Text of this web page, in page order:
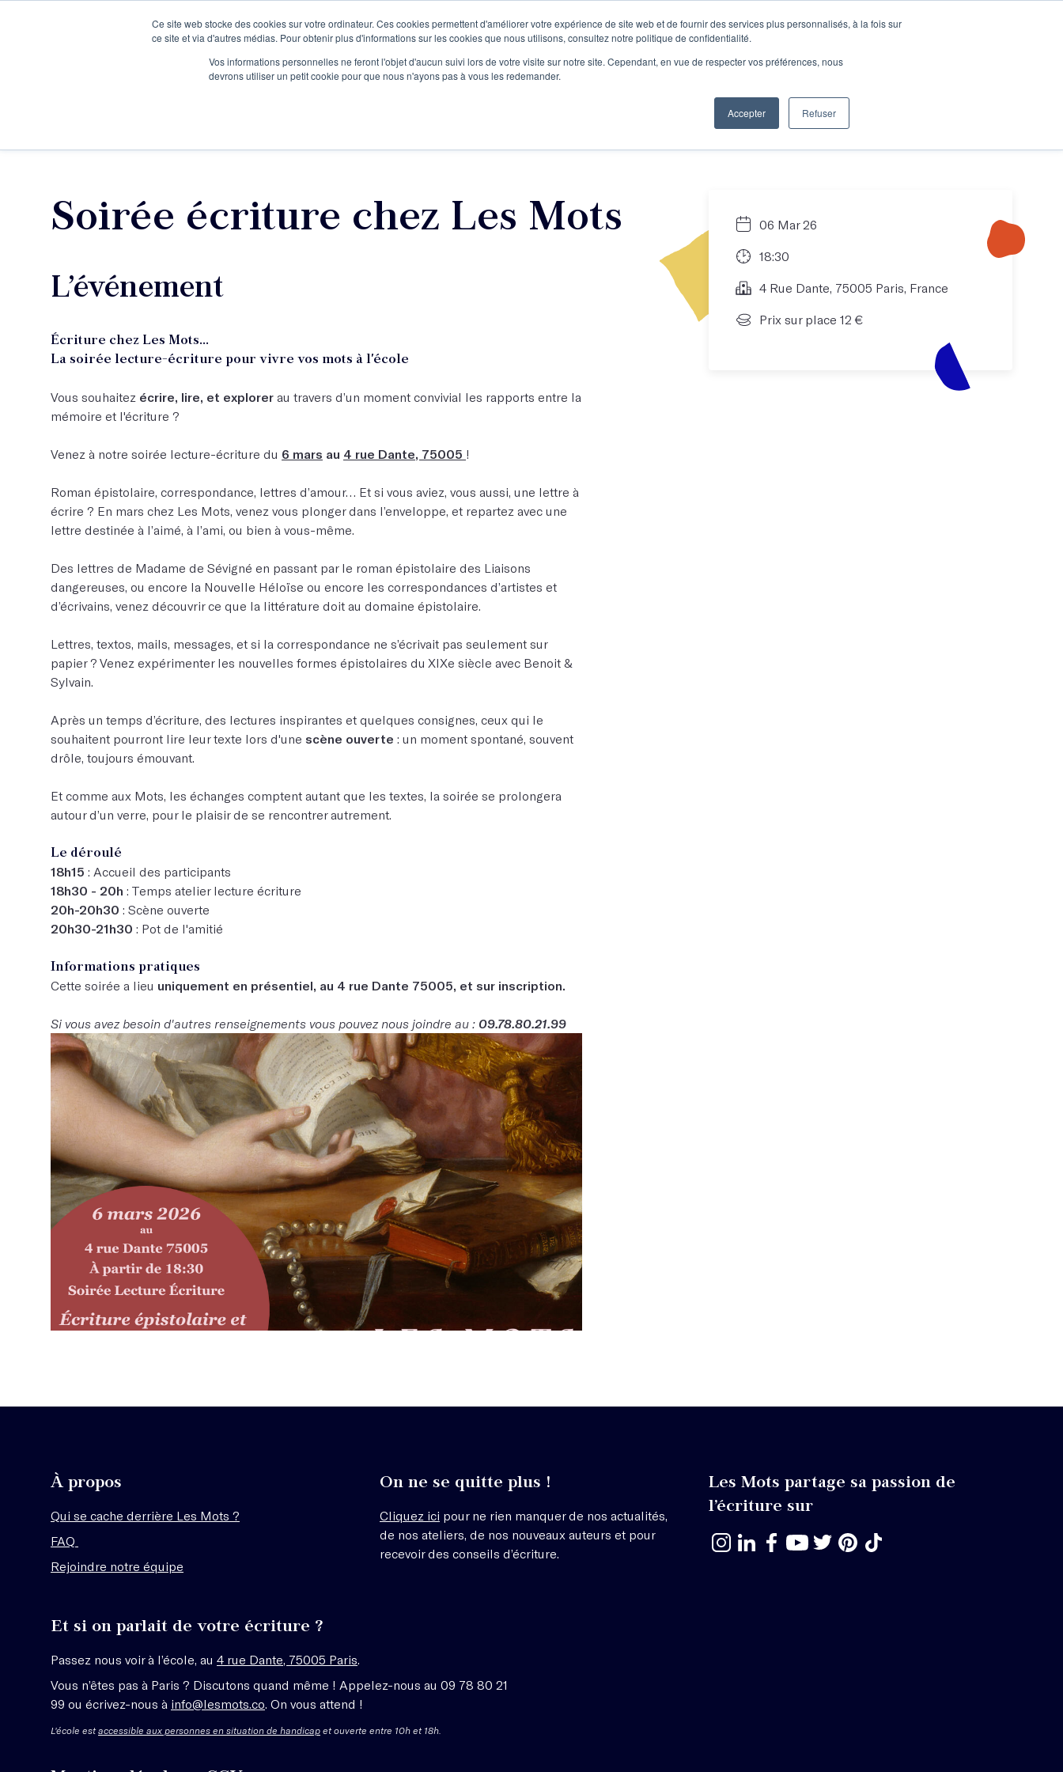
Ce site web stocke des cookies sur votre ordinateur. Ces cookies permettent d'améliorer votre expérience de site web et de fournir des services plus personnalisés, à la fois sur
ce site et via d'autres médias. Pour obtenir plus d'informations sur les cookies que nous utilisons, consultez notre politique de confidentialité.
Vos informations personnelles ne feront l'objet d'aucun suivi lors de votre visite sur notre site. Cependant, en vue de respecter vos préférences, nous
devrons utiliser un petit cookie pour que nous n'ayons pas à vous les redemander.
Accepter Refuser
Je participe à une session d’information Le podcast L'infolettre Se connecter Je découvre les ateliers
Entreprises
06 Mar 26
18:30
4 Rue Dante, 75005 Paris, France
Prix sur place 12 €
Soirée écriture chez Les Mots
L’événement
Écriture chez Les Mots...
La soirée lecture-écriture pour vivre vos mots à l'école
Vous souhaitez écrire, lire, et explorer au travers d’un moment convivial les rapports entre la
mémoire et l'écriture ?
Venez à notre soirée lecture-écriture du 6 mars au 4 rue Dante, 75005 !
Roman épistolaire, correspondance, lettres d’amour… Et si vous aviez, vous aussi, une lettre à
écrire ? En mars chez Les Mots, venez vous plonger dans l’enveloppe, et repartez avec une
lettre destinée à l’aimé, à l’ami, ou bien à vous-même.
Des lettres de Madame de Sévigné en passant par le roman épistolaire des Liaisons
dangereuses, ou encore la Nouvelle Héloïse ou encore les correspondances d’artistes et
d’écrivains, venez découvrir ce que la littérature doit au domaine épistolaire.
Lettres, textos, mails, messages, et si la correspondance ne s’écrivait pas seulement sur
papier ? Venez expérimenter les nouvelles formes épistolaires du XIXe siècle avec Benoit &
Sylvain.
Après un temps d’écriture, des lectures inspirantes et quelques consignes, ceux qui le
souhaitent pourront lire leur texte lors d'une scène ouverte : un moment spontané, souvent
drôle, toujours émouvant.
Et comme aux Mots, les échanges comptent autant que les textes, la soirée se prolongera
autour d’un verre, pour le plaisir de se rencontrer autrement.
Le déroulé
18h15 : Accueil des participants
18h30 - 20h : Temps atelier lecture écriture
20h-20h30 : Scène ouverte
20h30-21h30 : Pot de l'amitié
Informations pratiques
Cette soirée a lieu uniquement en présentiel, au 4 rue Dante 75005, et sur inscription.
Si vous avez besoin d'autres renseignements vous pouvez nous joindre au : 09.78.80.21.99
À propos
Qui se cache derrière Les Mots ?
FAQ
Rejoindre notre équipe
On ne se quitte plus !
Cliquez ici pour ne rien manquer de nos actualités,
de nos ateliers, de nos nouveaux auteurs et pour
recevoir des conseils d’écriture.
Les Mots partage sa passion de
l’écriture sur
Et si on parlait de votre écriture ?
Passez nous voir à l’école, au 4 rue Dante, 75005 Paris
Vous n’êtes pas à Paris ? Discutons quand même ! Appelez-nous au 09 78 80 21
99 ou écrivez-nous à info@lesmots.co . On vous attend !
L'école estaccessible aux personnes en situation de handicap et ouverte entre 10h et 18h.